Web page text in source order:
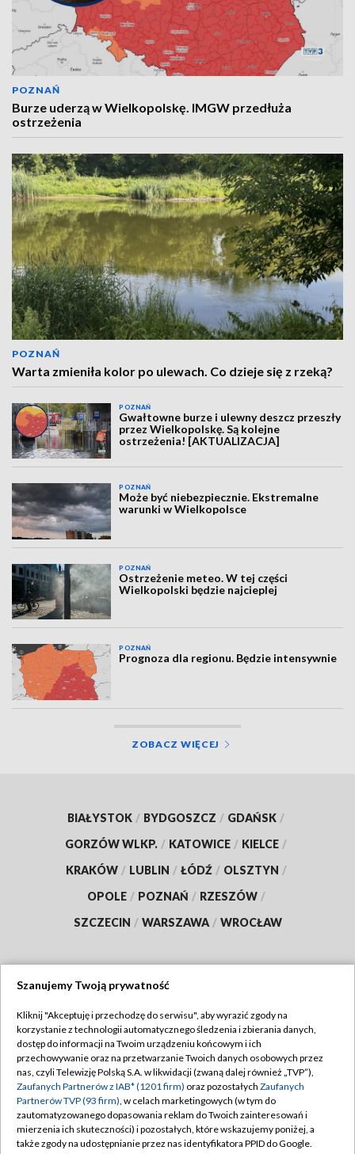
POZNAŃ
Burze uderzą w Wielkopolskę. IMGW przedłuża
ostrzeżenia
POZNAŃ
Warta zmieniła kolor po ulewach. Co dzieje się z rzeką?
POZNAŃ
Gwałtowne burze i ulewny deszcz przeszły
przez Wielkopolskę. Są kolejne
ostrzeżenia! [AKTUALIZACJA]
POZNAŃ
Może być niebezpiecznie. Ekstremalne
warunki w Wielkopolsce
POZNAŃ
Ostrzeżenie meteo. W tej części
Wielkopolski będzie najcieplej
POZNAŃ
Prognoza dla regionu. Będzie intensywnie
ZOBACZ WIĘCEJ
BIAŁYSTOK / BYDGOSZCZ / GDAŃSK /
GORZÓW WLKP. / KATOWICE / KIELCE /
KRAKÓW / LUBLIN / ŁÓDŹ / OLSZTYN /
OPOLE / POZNAŃ / RZESZÓW /
SZCZECIN / WARSZAWA / WROCŁAW
TVP
Abonament TVP
Emisja w TVP
Centrum informacji TVP
Naziemna Telewizja Cyfrowa
Regulamin TVP
Polityka prywatności
Moje zgody
Pomoc
Szanujemy Twoją prywatność
Kliknij "Akceptuję i przechodzę do serwisu", aby wyrazić zgody na
korzystanie z technologii automatycznego śledzenia i zbierania danych,
dostęp do informacji na Twoim urządzeniu końcowym i ich
przechowywanie oraz na przetwarzanie Twoich danych osobowych przez
nas, czyli Telewizję Polską S.A. w likwidacji (zwaną dalej również „TVP”),
Zaufanych Partnerów z IAB* (1201 firm) oraz pozostałych Zaufanych
Partnerów TVP (93 firm), w celach marketingowych (w tym do
zautomatyzowanego dopasowania reklam do Twoich zainteresowań i
mierzenia ich skuteczności) i pozostałych, które wskazujemy poniżej, a
także zgody na udostępnianie przez nas identyfikatora PPID do Google.